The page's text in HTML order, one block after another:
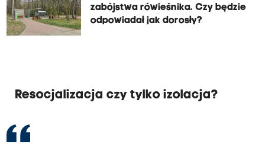
zabójstwa rówieśnika. Czy będzie
odpowiadał jak dorosły?
Resocjalizacja czy tylko izolacja?